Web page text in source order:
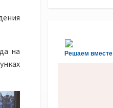
на
Решаем вместе